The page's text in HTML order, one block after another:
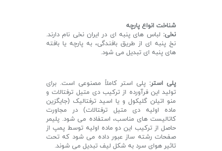
شناخت انواع پارچه
نخی: لباس های پنبه ای در ایران نخی نام دارند.
نخ پنبه ای از طریق بافندگی، به پارچه یا بافته
های پنبه ای تبدیل می شود.
پلی استر: پلی استر کاملاً مصنوعی است. برای
تولید این فرآورده از ترکیب دی متیل ترفتالات و
منو اتیلن گلیکول و یا اسید ترفتالیک (جایگزین
ماده اولیه دی متیل ترفتالات) در مجاورت
کاتالیست های مناسب، استفاده می شود. پلیمر
حاصل از ترکیب این دو ماده اولیه توسط پمپ از
صفحات رشته ساز عبور داده می شود که تحت
تاثیر هوای سرد به شکل لیف تبدیل می شوند.